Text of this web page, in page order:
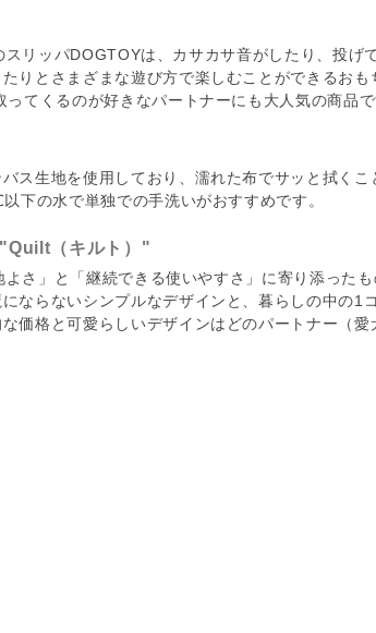
リッパDOGTOYは、カサカサ音がしたり、投げ
りとさまざまな遊び方で楽しむことができるおも
てくるのが好きなパートナーにも大人気の商品で
ス生地を使用しており、濡れた布でサッと拭くこ
下の水で単独での手洗いがおすすめです。
"Quilt（キルト）"
さ」と「継続できる使いやすさ」に寄り添った
ならないシンプルなデザインと、暮らしの中の1
価格と可愛らしいデザインはどのパートナー（